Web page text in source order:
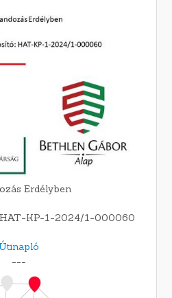
Erdélyben
HAT-KP-1-2024/1-000060
Útinapló
---